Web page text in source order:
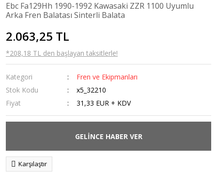
Ebc Fa129Hh 1990-1992 Kawasaki ZZR 1100 Uyumlu
Arka Fren Balatası Sinterli Balata
2.063,25 TL
*208,18 TL den başlayan taksitlerle!
Kategori
Fren ve Ekipmanları
Stok Kodu
x5_32210
Fiyat
31,33 EUR + KDV
GELİNCE HABER VER
Karşılaştır